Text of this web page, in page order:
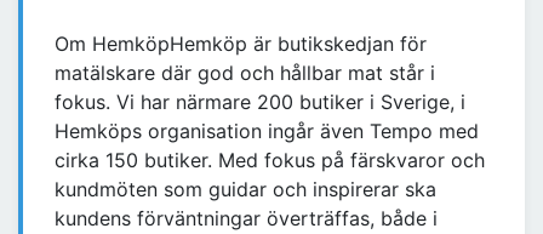
Om HemköpHemköp är butikskedjan för
matälskare där god och hållbar mat står i
fokus. Vi har närmare 200 butiker i Sverige, i
Hemköps organisation ingår även Tempo med
cirka 150 butiker. Med fokus på färskvaror och
kundmöten som guidar och inspirerar ska
kundens förväntningar överträffas, både i